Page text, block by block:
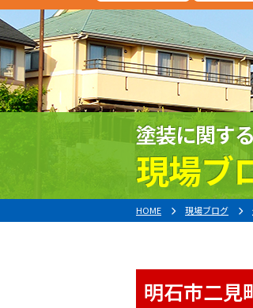
塗装に関す
現場ブ
HOME 現場ブログ
明石市二見